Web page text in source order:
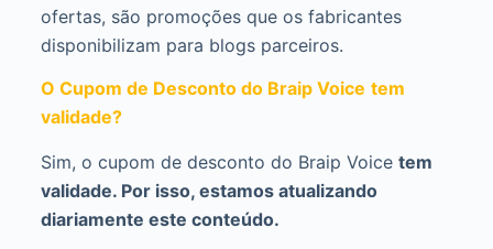
ofertas, são promoções que os fabricantes
disponibilizam para blogs parceiros.
O Cupom de Desconto do Braip Voice tem
validade?
Sim, o cupom de desconto do Braip Voice tem
validade. Por isso, estamos atualizando
diariamente este conteúdo.